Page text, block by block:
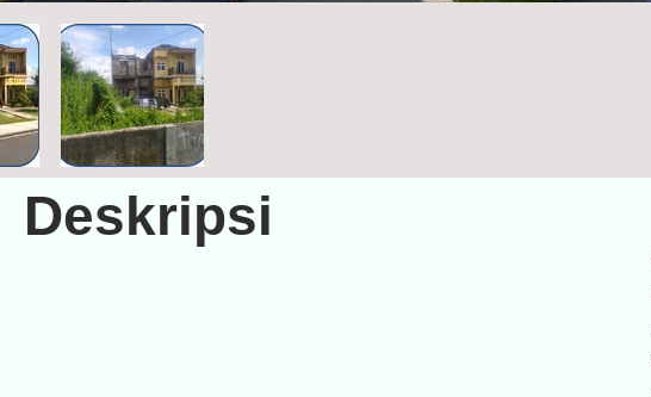
Deskripsi